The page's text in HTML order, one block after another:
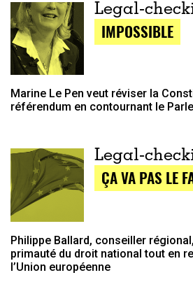
Legal-
IMPOSSIBLE
Marine Le Pen veut réviser la
référendum en contournant le
Legal-
ÇA VA PAS LE
Philippe Ballard, conseiller
primauté du droit national tout en
l’Union européenne